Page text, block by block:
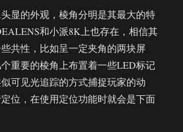
显的外观，棱角分明是其最大的特
和小派8K上也存在，相信其
共性，比如呈一定夹角的两块屏
重要的棱角上布置着一些LED标记
可见光追踪的方式捕捉玩家的动
位，在使用定位功能时就会是下面